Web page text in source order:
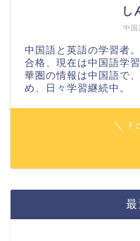
中国
し
中国語と英語の学習者
合格、現在は中国語学
華圏の情報は中国語で
め、日々学習継続中。
＼